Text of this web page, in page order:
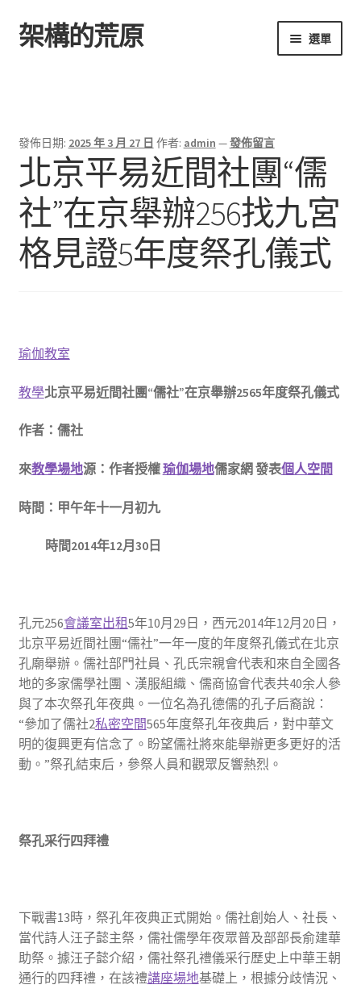
跳
至
跳
至
架構的荒原 選單
發佈日期: 2025 年 3 月 27 日 作者: admin —發佈留言
北京平易近間社團“儒
社”在京舉辦256找九宮
格見證5年度祭孔儀式
瑜伽教室
教學北京平易近間社團“儒社”在京舉辦2565年度祭孔儀式
作者：儒社
來教學場地源：作者授權瑜伽場地儒家網 發表個人空間
時間：甲午年十一月初九
時間2014年12月30日
孔元256會議室出租5年10月29日，西元2014年12月20日，
北京平易近間社團“儒社”一年一度的年度祭孔儀式在北京
孔廟舉辦。儒社部門社員、孔氏宗親會代表和來自全國各
地的多家儒學社團、漢服組織、儒商協會代表共40余人參
與了本次祭孔年夜典。一位名為孔德儒的孔子后裔說：
“參加了儒社2私密空間565年度祭孔年夜典后，對中華文
明的復興更有信念了。盼望儒社將來能舉辦更多更好的活
動。”祭孔結束后，參祭人員和觀眾反響熱烈。
祭孔采行四拜禮
下戰書13時，祭孔年夜典正式開始。儒社創始人、社長、
當代詩人汪子懿主祭，儒社儒學年夜眾普及部部長俞建華
助祭。據汪子懿介紹，儒社祭孔禮儀采行歷史上中華王朝
通行的四拜禮，在該禮講座場地基礎上，根據分歧情況、